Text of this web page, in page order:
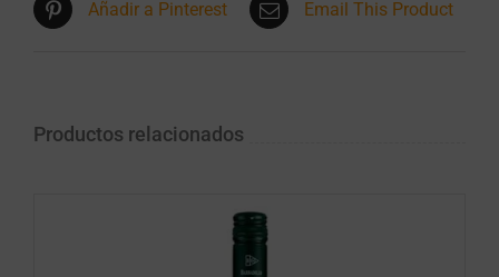
Añadir a Pinterest Email This Product
Productos relacionados